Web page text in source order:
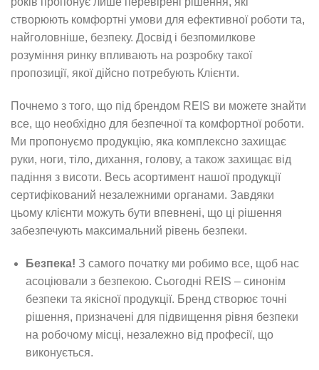
створюють комфортні умови для ефективної роботи та,
найголовніше, безпеку. Досвід і безпомилкове
розуміння ринку впливають на розробку такої
пропозиції, якої дійсно потребують Клієнти.
Почнемо з того, що під брендом REIS ви можете знайти
все, що необхідно для безпечної та комфортної роботи.
Ми пропонуємо продукцію, яка комплексно захищає
руки, ноги, тіло, дихання, голову, а також захищає від
падіння з висоти. Весь асортимент нашої продукції
сертифікований незалежними органами. Завдяки
цьому клієнти можуть бути впевнені, що ці рішення
забезпечують максимальний рівень безпеки.
Безпека! З самого початку ми робимо все, щоб нас
асоціювали з безпекою. Сьогодні REIS – синонім
безпеки та якісної продукції. Бренд створює точні
рішення, призначені для підвищення рівня безпеки
на робочому місці, незалежно від професії, що
виконується.